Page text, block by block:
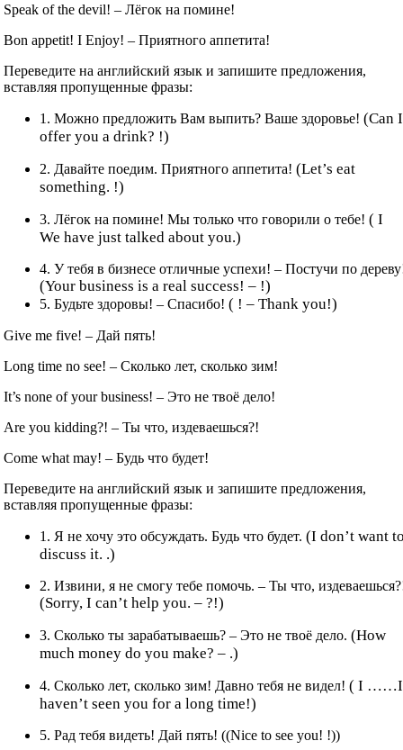
Speak of the devil! – Лёгок на помине!
Bon appetit! I Enjoy! – Приятного аппетита!
Переведите на английский язык и запишите предложения,
вставляя пропущенные фразы:
1. Можно предложить Вам выпить? Ваше здоровье!(Can I
offer you a drink? !)
2. Давайте поедим. Приятного аппетита!(Let’s eat
something. !)
3. Лёгок на помине! Мы только что говорили о тебе!( I
We have just talked about you.)
4. У тебя в бизнесе отличные успехи! – Постучи по
(Your business is a real success! – !)
5. Будьте здоровы! – Спасибо!( ! – Thank you!)
Give me five! – Дай пять!
Long time no see! – Сколько лет, сколько зим!
It’s none of your business! – Это не твоё дело!
Are you kidding?! – Ты что, издеваешься?!
Come what may! – Будь что будет!
Переведите на английский язык и запишите предложения,
вставляя пропущенные фразы:
1. Я не хочу это обсуждать. Будь что будет.(I don’t want
discuss it. .)
2. Извини, я не смогу тебе помочь. – Ты что,
(Sorry, I can’t help you. – ?!)
3. Сколько ты зарабатываешь? – Это не твоё дело.(How
much money do you make? – .)
4. Сколько лет, сколько зим! Давно тебя не видел!( I ……I
haven’t seen you for a long time!)
5. Рад тебя видеть! Дай пять! ((Nice to see you! !))